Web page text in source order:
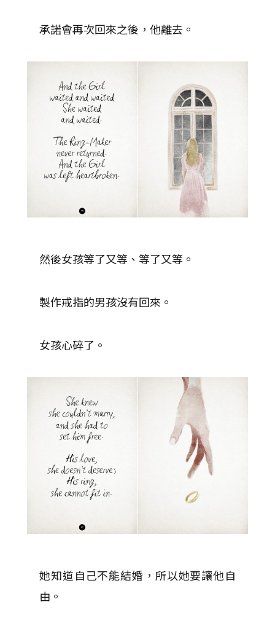
承諾會再次回來之後，他離去。
然後女孩等了又等、等了又等。
製作戒指的男孩沒有回來。
女孩心碎了。
她知道自己不能結婚，所以她要讓他自
由。